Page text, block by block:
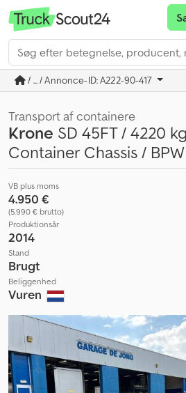
/ ... / Annonce-ID: A222-90-417
Transport af containere
Krone SD 45FT / 4220
Container Chassis /
VB plus moms
4.950 €
(5.990 € brutto)
Produktionsår
2014
Stand
Brugt
Beliggenhed
Vuren